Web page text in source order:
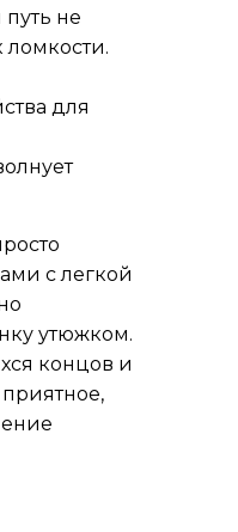
не
ломкости.
для
с легкой
утюжком.
концов и